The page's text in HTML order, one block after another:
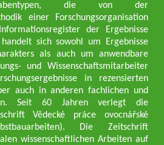
die von der
einer Forschungsorganisation
der Ergebnisse
sich sowohl um Ergebnisse
als auch um anwendbare
und Wissenschaftsmitarbeiter
in rezensierten
auch in anderen fachlichen und
Seit 60 Jahren verlegt die
Vědecké práce ovocnářské
Die Zeitschrift
wissenschaftlichen Arbeiten auf